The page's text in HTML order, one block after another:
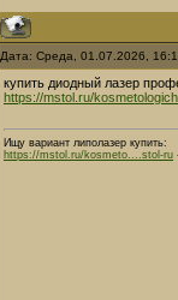
Дата: Среда, 01.07.2026,
купить диодный лазер
https://mstol.ru/
Ищу вариант липолазер купить:
https://mstol.ru/kosmeto....stol-ru